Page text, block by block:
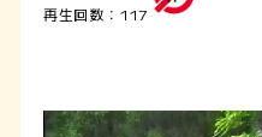
再生回数：117